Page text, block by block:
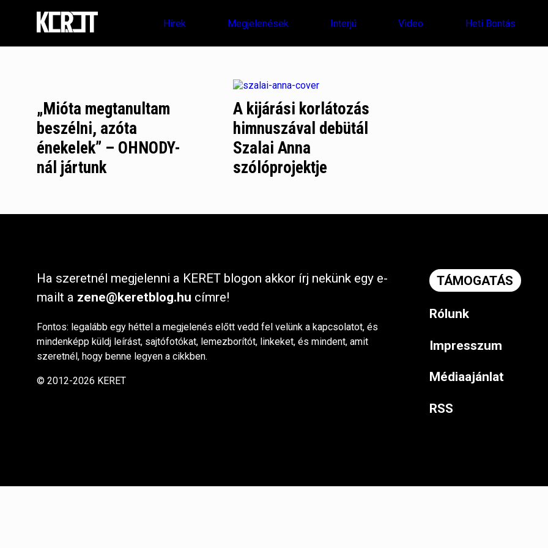
Hírek Megjelenések Interjú Video Heti Bontás
„Mióta megtanultam
beszélni, azóta
énekelek” – OHNODY-
nál jártunk
A kijárási korlátozás
himnuszával debütál
Szalai Anna
szólóprojektje
Ha szeretnél megjelenni a KERET blogon akkor írj nekünk egy e-
mailt a zene@keretblog.hu címre!
Fontos: legalább egy héttel a megjelenés előtt vedd fel velünk a kapcsolatot, és
mindenképp küldj leírást, sajtófotókat, lemezborítót, linkeket, és mindent, amit
szeretnél, hogy benne legyen a cikkben.
© 2012-2026 KERET
TÁMOGATÁS
Rólunk
Impresszum
Médiaajánlat
RSS